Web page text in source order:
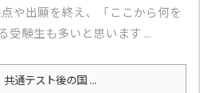
や出願を終え、「ここから何を
受験生も多いと思います ...
共通テスト後の国 ...